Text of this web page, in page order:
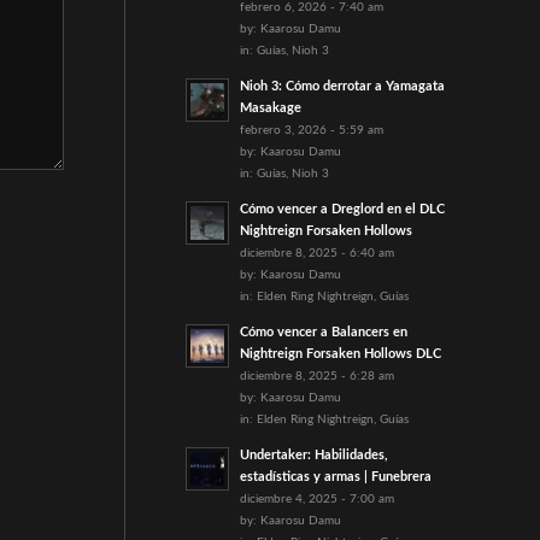
febrero 6, 2026 - 7:40 am
by: Kaarosu Damu
in: Guías, Nioh 3
Nioh 3: Cómo derrotar a Yamagata
Masakage
febrero 3, 2026 - 5:59 am
by: Kaarosu Damu
in: Guías, Nioh 3
Cómo vencer a Dreglord en el DLC
Nightreign Forsaken Hollows
diciembre 8, 2025 - 6:40 am
by: Kaarosu Damu
in: Elden Ring Nightreign, Guías
Cómo vencer a Balancers en
Nightreign Forsaken Hollows DLC
diciembre 8, 2025 - 6:28 am
by: Kaarosu Damu
in: Elden Ring Nightreign, Guías
Undertaker: Habilidades,
estadísticas y armas | Funebrera
diciembre 4, 2025 - 7:00 am
by: Kaarosu Damu